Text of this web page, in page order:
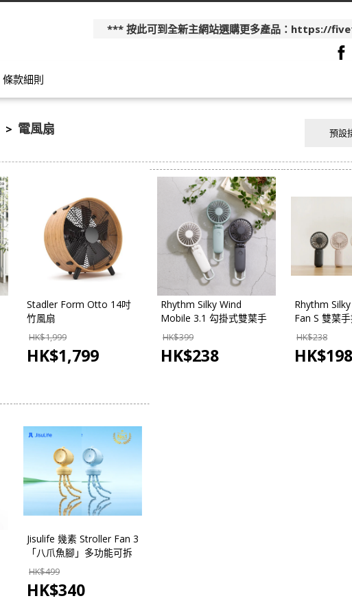
*** 按此可到全新主網站選購更多產品：https://
條款細則
> 電風扇 預設
Stadler Form Otto 14吋
竹風扇
HK$1,999
HK$1,799
Rhythm Silky Wind
Mobile 3.1 勾掛式雙葉手
提風扇(白色/淺藍色/灰色)
HK$399
HK$238
Rhythm
Fan S 雙葉
USB風扇
HK$238
HK$198
Jisulife 幾素 Stroller Fan 3
「八爪魚腳」多功能可拆
式風扇
HK$499
HK$340